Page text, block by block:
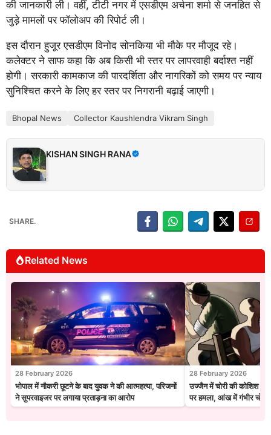
की जानकारी ली। वहीं, टीटी नगर में एसडीएम अर्चना शर्मा से जनहित से
जुड़े मामलों पर फॉलोअप की रिपोर्ट ली।
इस दौरान हुजूर एसडीएम विनोद सोनकिया भी मौके पर मौजूद रहे।
कलेक्टर ने साफ कहा कि अब किसी भी स्तर पर लापरवाही बर्दाश्त नहीं
होगी। सरकारी कामकाज की पारदर्शिता और नागरिकों को समय पर न्याय
सुनिश्चित करने के लिए हर स्तर पर निगरानी बढ़ाई जाएगी।
Bhopal News Collector Kaushlendra Vikram Singh
KISHAN SINGH RANA
SHARE.
Related News
28 February 2026
भोपाल में नौकरी छूटने के बाद युवक ने की आत्महत्या, परिजनों
ने सुपरवाइजर पर लगाया प्रताड़ना का आरोप
28 February 2026
उज्जैन में चोरी की कोशिश
पर हमला, आंख में गंभीर चोट